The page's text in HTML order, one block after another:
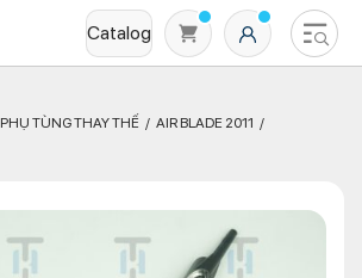
Catalog
PHỤ TÙNG THAY THẾ
AIR BLADE 2011